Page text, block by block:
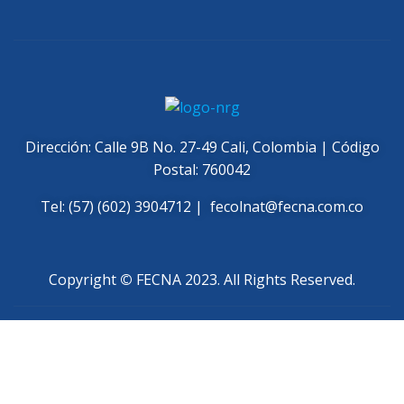
Dirección: Calle 9B No. 27-49 Cali, Colombia | Código
Postal: 760042
Tel: (57) (602) 3904712 | fecolnat@fecna.com.co
Copyright © FECNA 2023. All Rights Reserved.